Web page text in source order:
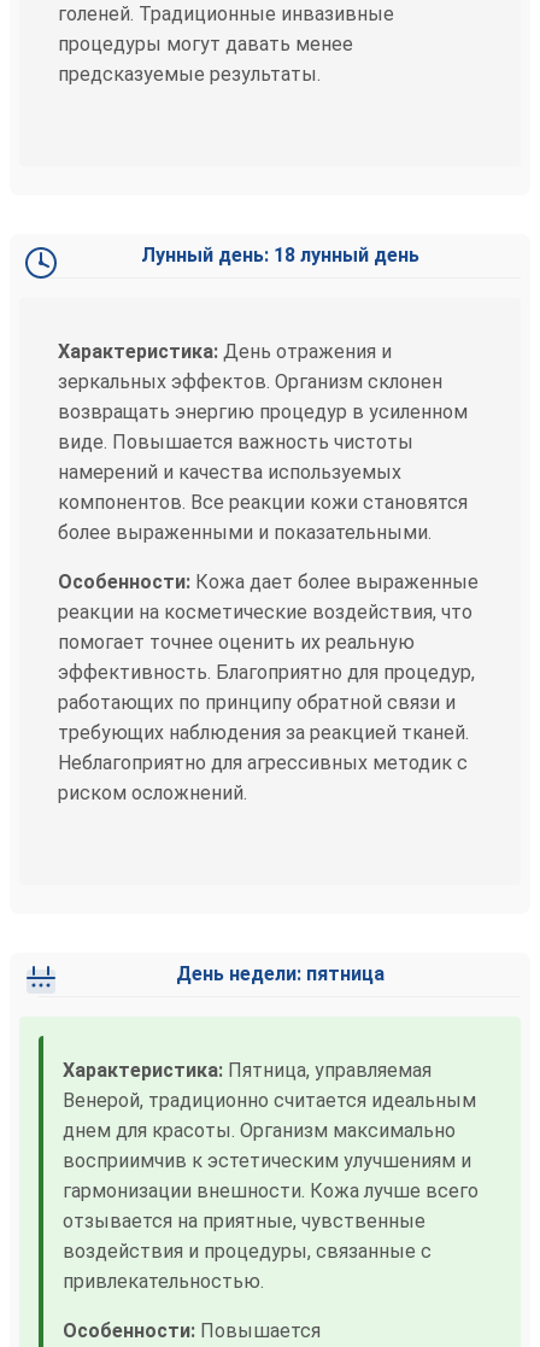
голеней. Традиционные инвазивные
процедуры могут давать менее
предсказуемые результаты.
Лунный день: 18 лунный день
Характеристика: День отражения и
зеркальных эффектов. Организм склонен
возвращать энергию процедур в усиленном
виде. Повышается важность чистоты
намерений и качества используемых
компонентов. Все реакции кожи становятся
более выраженными и показательными.
Особенности: Кожа дает более выраженные
реакции на косметические воздействия, что
помогает точнее оценить их реальную
эффективность. Благоприятно для процедур,
работающих по принципу обратной связи и
требующих наблюдения за реакцией тканей.
Неблагоприятно для агрессивных методик с
риском осложнений.
День недели: пятница
Характеристика: Пятница, управляемая
Венерой, традиционно считается идеальным
днем для красоты. Организм максимально
восприимчив к эстетическим улучшениям и
гармонизации внешности. Кожа лучше всего
отзывается на приятные, чувственные
воздействия и процедуры, связанные с
привлекательностью.
Особенности: Повышается